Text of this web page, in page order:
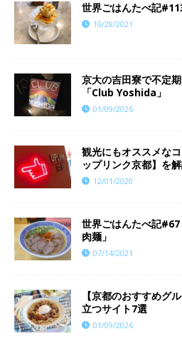
世界ごはんたべ記
10/28/2021
京大の吉田寮で不定
「Club Yoshida」
01/09/2026
観光にもオススメな
ップリンク京都】を
12/01/2020
世界ごはんたべ記
肉麺」
07/14/2021
【京都のおすすめグ
立つサイト7選
01/09/2026